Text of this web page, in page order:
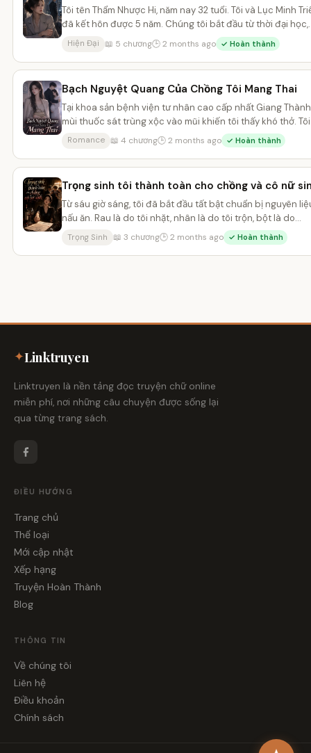
Tôi tên Thẩm Nhược Hi, năm nay 32 tuổi. Tôi và Lục Minh
đã kết hôn được 5 năm. Chúng tôi bắt đầu từ thời đại
Hiện Đại 📖 5 chương🕒 2 months ago ✓ Hoàn thành
Bạch Nguyệt Quang Của Chồng Tôi Mang Thai
Tại khoa sản bệnh viện tư nhân cao cấp nhất Giang
mùi thuốc sát trùng xộc vào mũi khiến tôi thấy khó thở. Tôi
siế...
Romance 📖 4 chương🕒 2 months ago ✓ Hoàn thành
Trọng sinh tôi thành toàn cho chồng và cô nữ
Từ sáu giờ sáng, tôi đã bắt đầu tất bật chuẩn bị nguyên
nấu ăn. Rau là do tôi nhặt, nhân là do tôi trộn, bột là do...
Trọng Sinh 📖 3 chương🕒 2 months ago ✓ Hoàn thành
✦Linktruyen
Linktruyen là nền tảng đọc truyện chữ online
miễn phí, nơi những câu chuyện được sống lại
qua từng trang sách.
ĐIỀU HƯỚNG
Trang chủ
Thể loại
Mới cập nhật
Xếp hạng
Truyện Hoàn Thành
Blog
THÔNG TIN
Về chúng tôi
Liên hệ
Điều khoản
Chính sách